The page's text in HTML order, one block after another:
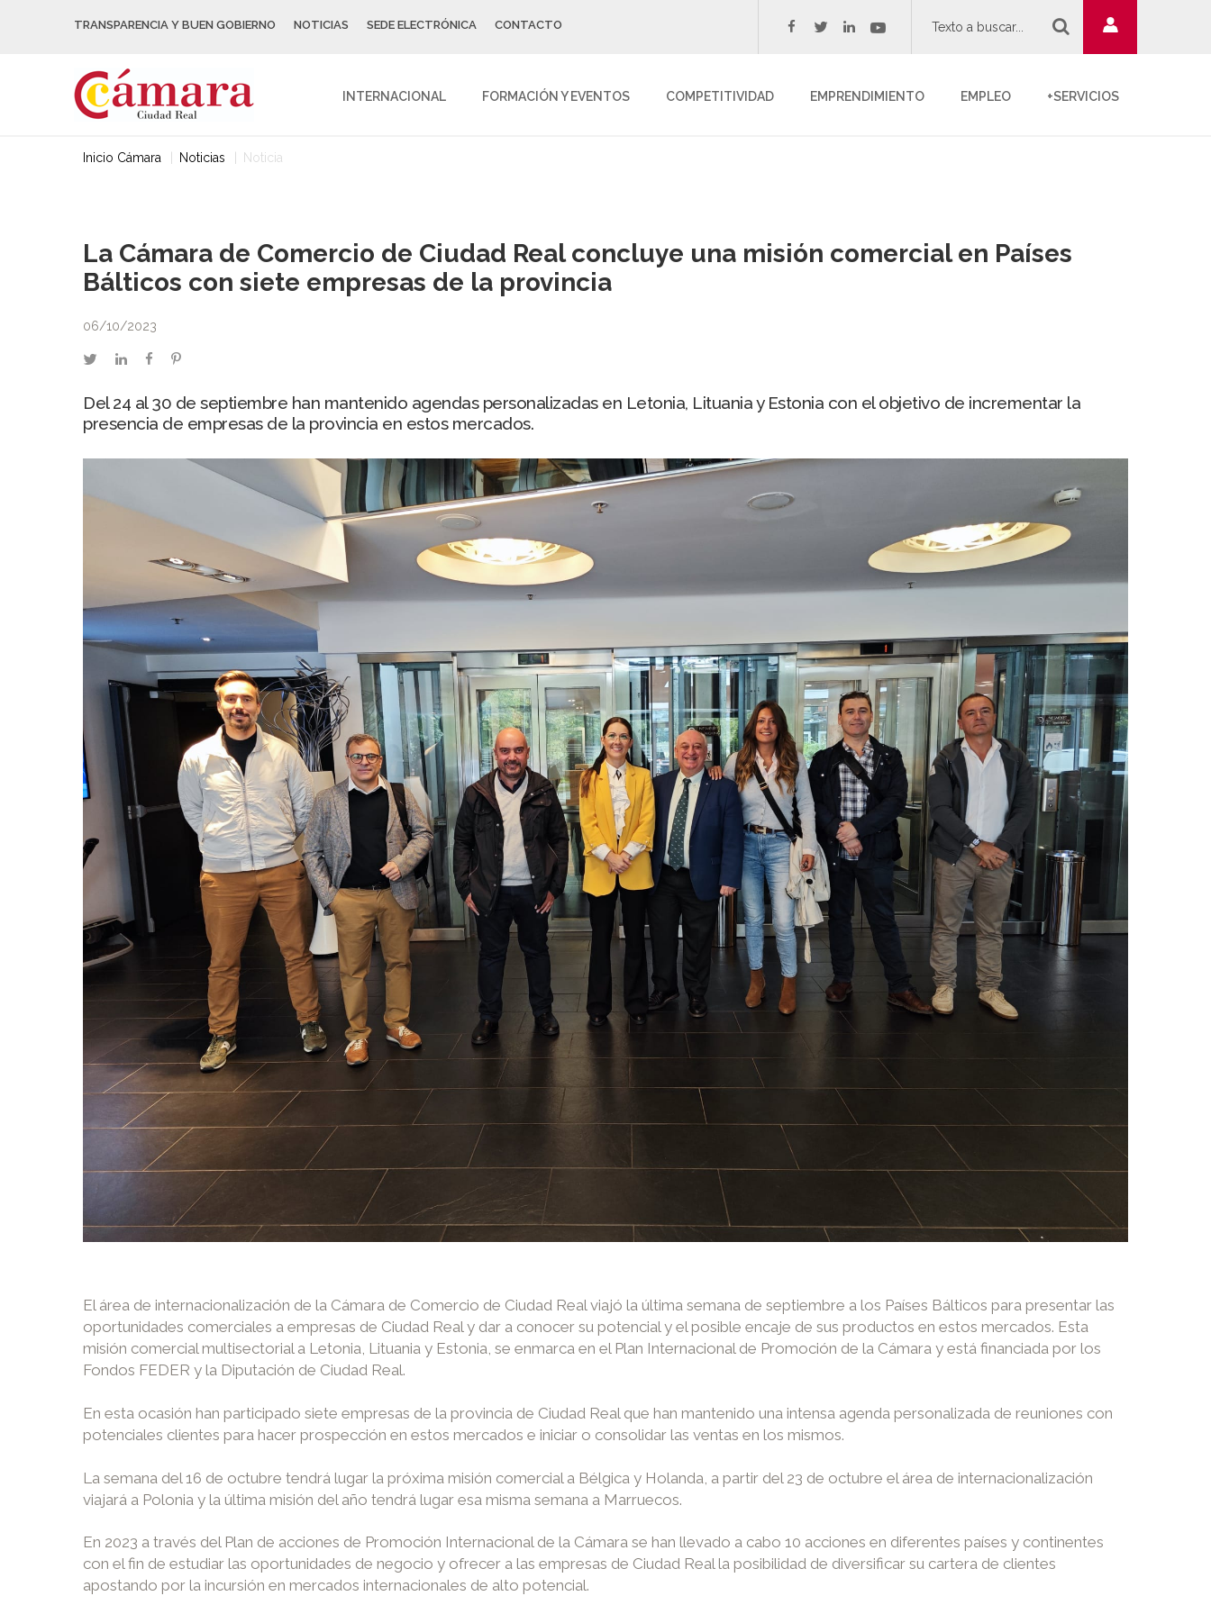
TRANSPARENCIA Y BUEN GOBIERNO NOTICIAS SEDE ELECTRÓNICA CONTACTO facebook
twitterlinkedinyoutube
INTERNACIONAL FORMACIÓN Y EVENTOS COMPETITIVIDAD EMPRENDIMIENTO EMPLEO +SERVICIOS
Inicio Cámara Noticias Noticia
La Cámara de Comercio de Ciudad Real concluye una misión comercial en Países
Bálticos con siete empresas de la provincia
06/10/2023
twitterlinkedinfacebookpinterest
Del 24 al 30 de septiembre han mantenido agendas personalizadas en Letonia, Lituania y Estonia con el objetivo de incrementar la
presencia de empresas de la provincia en estos mercados.
El área de internacionalización de la Cámara de Comercio de Ciudad Real viajó la última semana de septiembre a los Países Bálticos para presentar las
oportunidades comerciales a empresas de Ciudad Real y dar a conocer su potencial y el posible encaje de sus productos en estos mercados. Esta
misión comercial multisectorial a Letonia, Lituania y Estonia, se enmarca en el Plan Internacional de Promoción de la Cámara y está financiada por los
Fondos FEDER y la Diputación de Ciudad Real.
En esta ocasión han participado siete empresas de la provincia de Ciudad Real que han mantenido una intensa agenda personalizada de reuniones con
potenciales clientes para hacer prospección en estos mercados e iniciar o consolidar las ventas en los mismos.
La semana del 16 de octubre tendrá lugar la próxima misión comercial a Bélgica y Holanda, a partir del 23 de octubre el área de internacionalización
viajará a Polonia y la última misión del año tendrá lugar esa misma semana a Marruecos.
En 2023 a través del Plan de acciones de Promoción Internacional de la Cámara se han llevado a cabo 10 acciones en diferentes países y continentes
con el fin de estudiar las oportunidades de negocio y ofrecer a las empresas de Ciudad Real la posibilidad de diversificar su cartera de clientes
apostando por la incursión en mercados internacionales de alto potencial.